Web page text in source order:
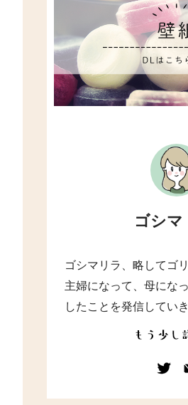
ゴシマ
ゴシマリラ、略してゴリ
主婦になって、母にな
したことを発信していき